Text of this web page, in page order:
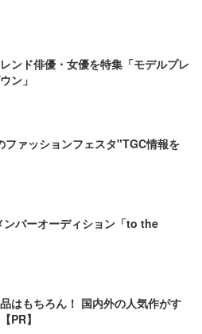
ンド俳優・女優を特集「モデルプレ
ン」
ファッションフェスタ"TGC情報を
バーオーディション「to the
はもちろん！ 国内外の人気作がす
PR】